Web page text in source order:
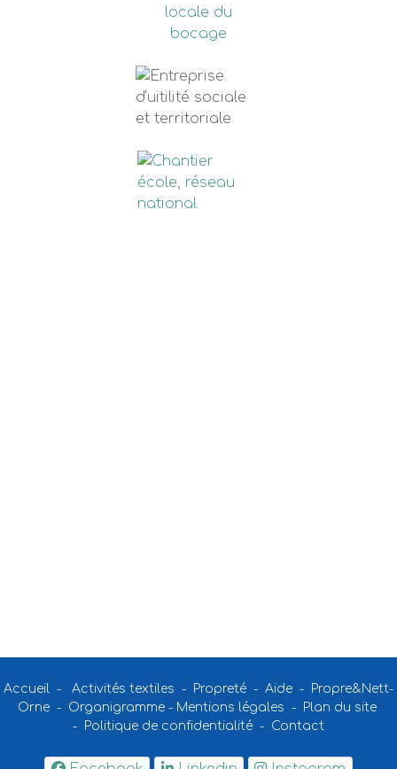
Accueil - Activités textiles - Propreté - Aide -
Propre&Nett-
Orne- Organigramme- Mentions légales -
Plan du site
-
Politique de confidentialité - Contact